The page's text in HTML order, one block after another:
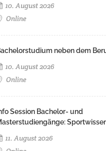
10. August 2026
Online
neben dem
10. August 2026
Online
Session Bachelor- und
11. August 2026